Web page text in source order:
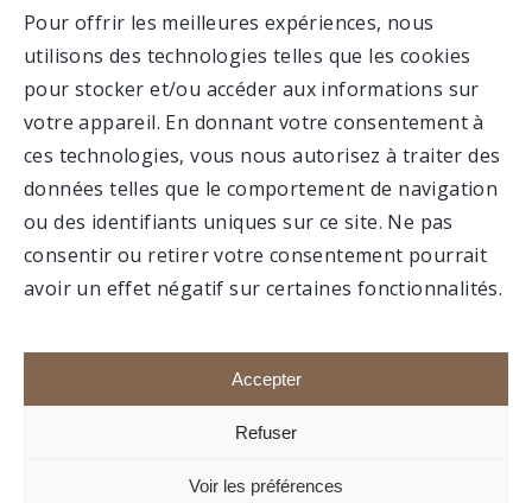
Pour offrir les meilleures expériences, nous
utilisons des technologies telles que les cookies
pour stocker et/ou accéder aux informations sur
votre appareil. En donnant votre consentement à
ces technologies, vous nous autorisez à traiter des
données telles que le comportement de navigation
ou des identifiants uniques sur ce site. Ne pas
consentir ou retirer votre consentement pourrait
avoir un effet négatif sur certaines fonctionnalités.
Accepter
Refuser
Voir les préférences
VALCARTIER
MUSÉE
Faire un don Portail membre